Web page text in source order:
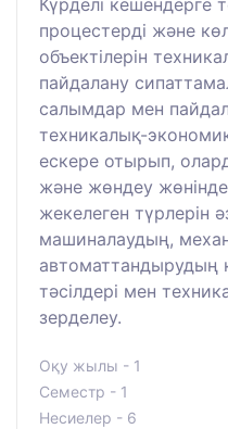
Күрделі кешендерге
процестерді және
объектілерін
пайдалану
салымдар мен
техникалық-
ескере отырып,
және жөндеу
жекелеген түрлерін
машиналаудың,
автоматтандырудың
тәсілдері мен
зерделеу.
Оқу жылы - 1
Семестр - 1
Несиелер - 6